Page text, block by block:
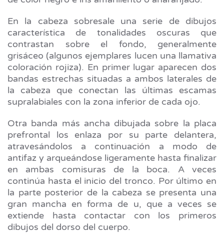
En la cabeza sobresale una serie de dibujos
característica de tonalidades oscuras que
contrastan sobre el fondo, generalmente
grisáceo (algunos ejemplares lucen una llamativa
coloración rojiza). En primer lugar aparecen dos
bandas estrechas situadas a ambos laterales de
la cabeza que conectan las últimas escamas
supralabiales con la zona inferior de cada ojo.
Otra banda más ancha dibujada sobre la placa
prefrontal los enlaza por su parte delantera,
atravesándolos a continuación a modo de
antifaz y arqueándose ligeramente hasta finalizar
en ambas comisuras de la boca. A veces
continúa hasta el inicio del tronco. Por último en
la parte posterior de la cabeza se presenta una
gran mancha en forma de u, que a veces se
extiende hasta contactar con los primeros
dibujos del dorso del cuerpo.